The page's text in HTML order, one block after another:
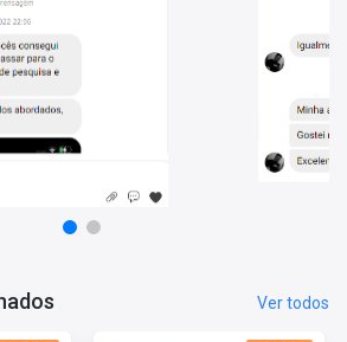
de forma a facilitar o treinamento
e direcione melhor seus estudos.
Ver todos